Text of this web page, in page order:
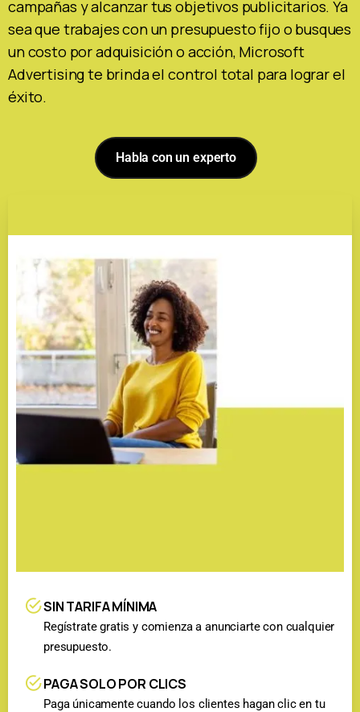
campañas y alcanzar tus objetivos publicitarios. Ya
sea que trabajes con un presupuesto fijo o busques
un costo por adquisición o acción, Microsoft
Advertising te brinda el control total para lograr el
éxito.
Habla con un experto
SIN TARIFA MÍNIMA
Regístrate gratis y comienza a anunciarte con cualquier
presupuesto.
PAGA SOLO POR CLICS
Paga únicamente cuando los clientes hagan clic en tu